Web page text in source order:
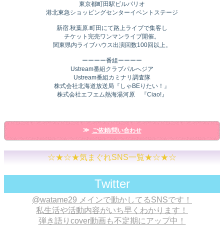
東京都町田駅ビルパリオ
港北東急ショッピングセンターイベントステージ
新宿.秋葉原.町田にて路上ライブで集客し
チケット完売ワンマンライブ開催。
関東県内ライブハウス出演回数100回以上。
ーーーー番組ーーーー
Ustream番組クラブパルへジア
Ustream番組カミナリ調査隊
株式会社北海道放送局『しゃBEりたい！』
株式会社エフエム熱海湯河原 『Ciao!』
ご依頼/問い合わせ
☆★☆★気まぐれSNS一覧★☆★☆
Twitter
@watame29 メインで動かしてるSNSです！
私生活や活動内容がいち早くわかります！
弾き語りcover動画も不定期にアップ中！